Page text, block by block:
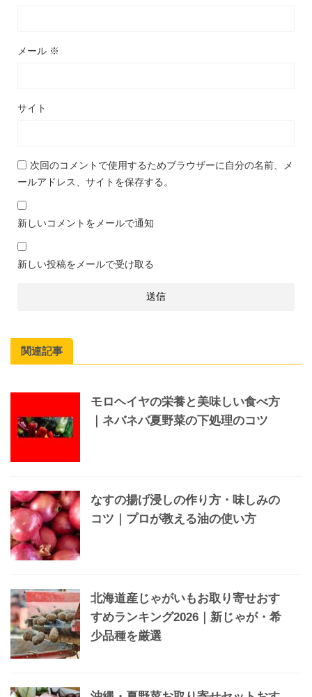
メール ※
サイト
次回のコメントで使用するためブラウザーに自分の名前、メ
ールアドレス、サイトを保存する。
新しいコメントをメールで通知
新しい投稿をメールで受け取る
関連記事
モロヘイヤの栄養と美味しい食べ方
｜ネバネバ夏野菜の下処理のコツ
なすの揚げ浸しの作り方・味しみの
コツ｜プロが教える油の使い方
北海道産じゃがいもお取り寄せおす
すめランキング2026｜新じゃが・希
少品種を厳選